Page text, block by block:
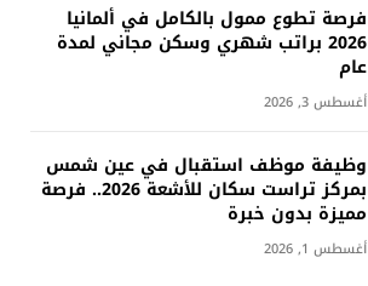
فرصة تطوع ممول بالكامل في ألمانيا
2026 براتب شهري وسكن مجاني لمدة
عام
أغسطس 3, 2026
وظيفة موظف استقبال في عين شمس
بمركز تراست سكان للأشعة 2026.. فرصة
مميزة بدون خبرة
أغسطس 1, 2026